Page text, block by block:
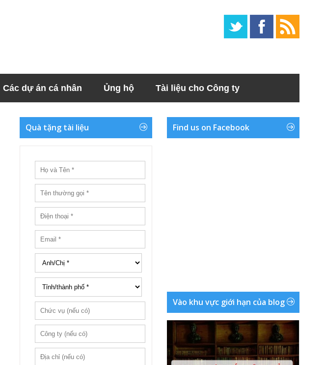
Các dự án cá nhân Ủng hộ Tài liệu cho Công ty
Quà tặng tài liệu Find us on Facebook
Vào khu vực giới hạn của blog